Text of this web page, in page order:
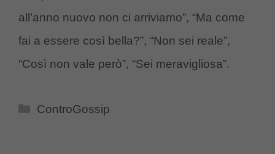
all’anno nuovo non ci arriviamo”, “Ma come
fai a essere così bella?”, “Non sei reale”,
“Così non vale però”, “Sei meravigliosa”.
Categorie
ControGossip